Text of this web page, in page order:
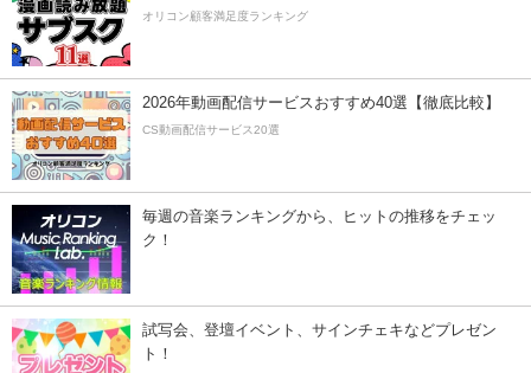
オリコン顧客満足度ランキング
2026年動画配信サービスおすすめ40選【徹底比較】
CS動画配信サービス20選
毎週の音楽ランキングから、ヒットの推移をチェッ
ク！
試写会、登壇イベント、サインチェキなどプレゼン
ト！